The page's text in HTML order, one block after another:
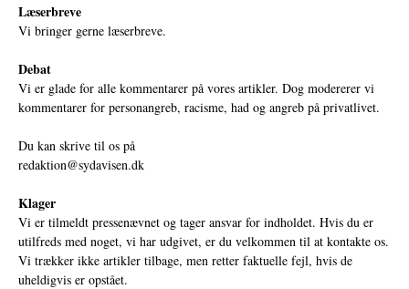
Læserbreve
Vi bringer gerne læserbreve.
Debat
Vi er glade for alle kommentarer på vores artikler. Dog modererer vi
kommentarer for personangreb, racisme, had og angreb på privatlivet.
Du kan skrive til os på
redaktion@sydavisen.dk
Klager
Vi er tilmeldt pressenævnet og tager ansvar for indholdet. Hvis du er
utilfreds med noget, vi har udgivet, er du velkommen til at kontakte os.
Vi trækker ikke artikler tilbage, men retter faktuelle fejl, hvis de
uheldigvis er opstået.